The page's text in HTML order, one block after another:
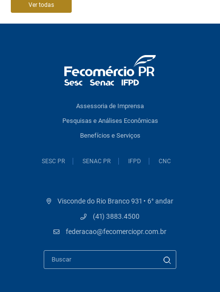
Ver todas
Assessoria de Imprensa
Pesquisas e Análises Econômicas
Benefícios e Serviços
SESC PR SENAC PR IFPD CNC
Visconde do Rio Branco 931 • 6° andar
(41) 3883.4500
federacao@fecomerciopr.com.br